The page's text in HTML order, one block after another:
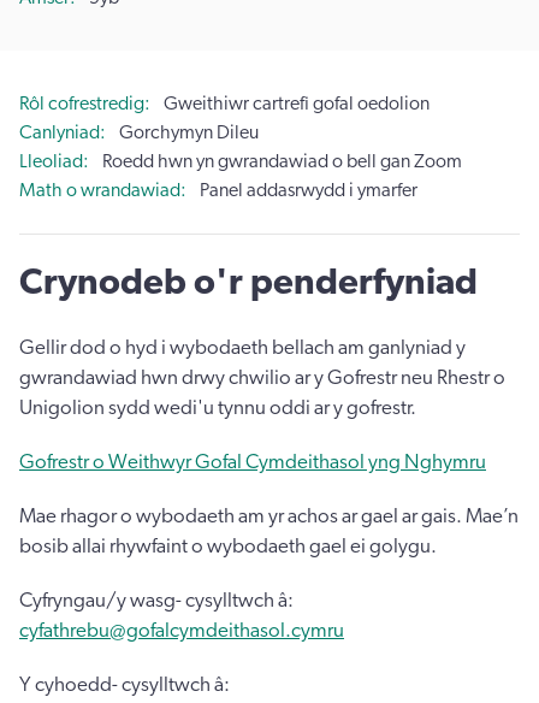
Rôl cofrestredig
Gweithiwr cartrefi gofal oedolion
Canlyniad
Gorchymyn Dileu
Lleoliad
Roedd hwn yn gwrandawiad o bell gan Zoom
Math o wrandawiad
Panel addasrwydd i ymarfer
Crynodeb o'r penderfyniad
Gellir dod o hyd i wybodaeth bellach am ganlyniad y
gwrandawiad hwn drwy chwilio ar y Gofrestr neu Rhestr o
Unigolion sydd wedi'u tynnu oddi ar y gofrestr.
Gofrestr o Weithwyr Gofal Cymdeithasol yng Nghymru
Mae rhagor o wybodaeth am yr achos ar gael ar gais. Mae’n
bosib allai rhywfaint o wybodaeth gael ei golygu.
Cyfryngau/y wasg- cysylltwch â:
cyfathrebu@gofalcymdeithasol.cymru
Y cyhoedd- cysylltwch â: